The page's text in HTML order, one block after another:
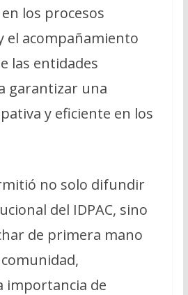
los procesos
el acompañamiento
las entidades
garantizar una
y eficiente en los
no solo difundir
del IDPAC, sino
de primera mano
importancia de